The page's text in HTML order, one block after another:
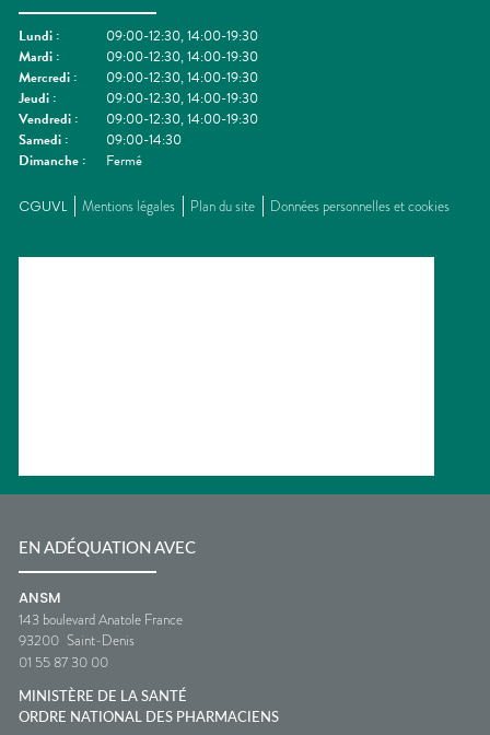
Lundi :
09:00-12:30, 14:00-19:30
Mardi :
09:00-12:30, 14:00-19:30
Mercredi :
09:00-12:30, 14:00-19:30
Jeudi :
09:00-12:30, 14:00-19:30
Vendredi :
09:00-12:30, 14:00-19:30
Samedi :
09:00-14:30
Dimanche : Fermé
CGUVL Mentions légales Plan du site Données personnelles et cookies
EN ADÉQUATION AVEC
ANSM
143 boulevard Anatole France
93200 Saint-Denis
01 55 87 30 00
MINISTÈRE DE LA SANTÉ
ORDRE NATIONAL DES PHARMACIENS